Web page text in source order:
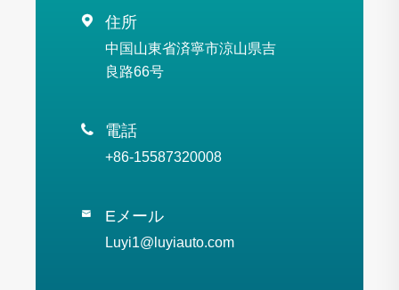
 住所
中国山東省済寧市涼山県吉
良路66号
 電話
+86-15587320008
 Eメール
Luyi1@luyiauto.com